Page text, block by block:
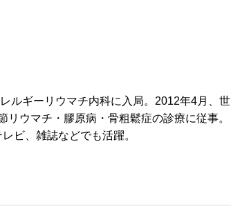
ルギーリウマチ内科に入局。2012年4月、世
ウマチ・膠原病・骨粗鬆症の診療に従事。
ビ、雑誌などでも活躍。